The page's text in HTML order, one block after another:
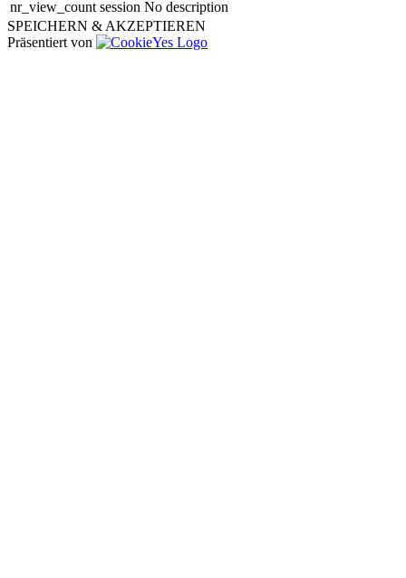
nr_view_count session No description
SPEICHERN & AKZEPTIEREN
Präsentiert von